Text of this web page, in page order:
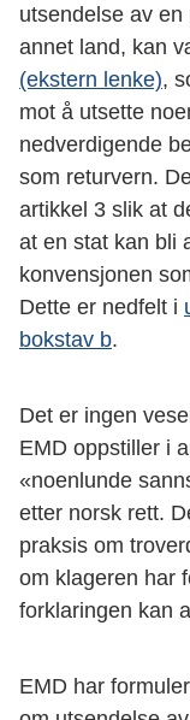
utsendelse av
annet land, kan
(ekstern lenke),
mot å utsette
nedverdigende
som returvern.
artikkel 3 slik at
at en stat kan bli
konvensjonen
Dette er nedfelt i
bokstav b.
Det er ingen
EMD oppstiller i
«noenlunde
etter norsk rett.
praksis om
om klageren har
forklaringen kan
EMD har